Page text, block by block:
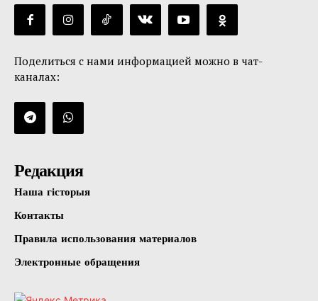
Поделиться с нами информацией можно в чат-
каналах:
Редакция
Наша гісторыя
Контакты
Правила использования материалов
Электронные обращения